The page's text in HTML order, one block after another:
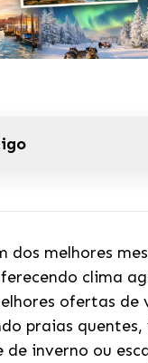
dos melhores
clima
ofertas de
praias
de inverno ou